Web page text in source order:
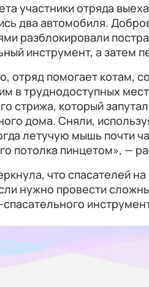
участники отряда
два автомобиля.
разблокировали
инструмент, а затем
отряд помогает котам,
в труднодоступных
стрижа, который
дома. Сняли,
летучую мышь почти
потолка пинцетом», —
что спасателей
нужно провести